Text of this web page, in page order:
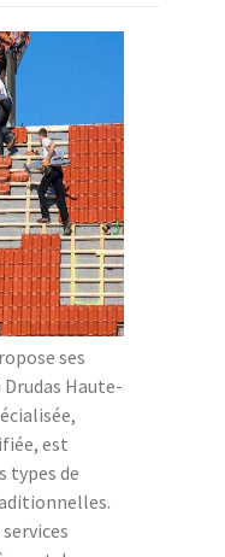
ses
Haute-
est
types de